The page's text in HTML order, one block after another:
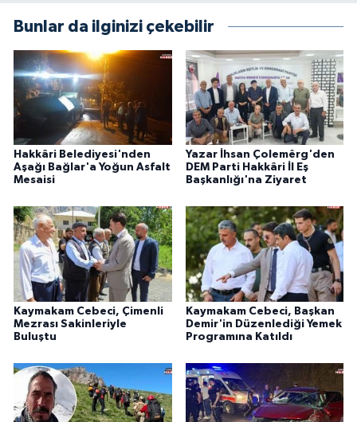
Bunlar da ilginizi çekebilir
Hakkâri Belediyesi'nden
Aşağı Bağlar'a Yoğun Asfalt
Mesaisi
Yazar İhsan Çolemêrg'den
DEM Parti Hakkâri İl Eş
Başkanlığı'na Ziyaret
Kaymakam Cebeci, Çimenli
Mezrası Sakinleriyle
Buluştu
Kaymakam Cebeci, Başkan
Demir'in Düzenlediği Yemek
Programına Katıldı